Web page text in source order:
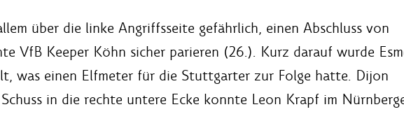
über die linke Angriffsseite gefährlich, einen Abschluss von
VfB Keeper Köhn sicher parieren (26.). Kurz darauf wurde
was einen Elfmeter für die Stuttgarter zur Folge hatte. Dijon
in die rechte untere Ecke konnte Leon Krapf im